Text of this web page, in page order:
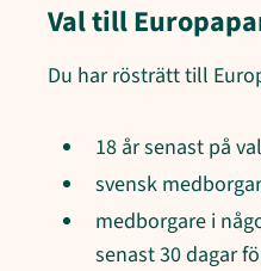
Val till
Du har rösträtt till
18 år senast på
svensk
medborgare i
senast 30 dagar